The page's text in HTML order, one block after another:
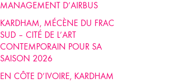
MANAGEMENT D’AIRBUS
KARDHAM, MÉCÈNE DU FRAC
SUD – CITÉ DE L’ART
CONTEMPORAIN POUR SA
SAISON 2026
EN CÔTE D’IVOIRE, KARDHAM